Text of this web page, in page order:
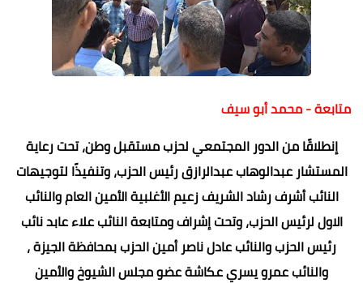
متابعة - محمد أبو سيف
إنطلاقًا من الدور المجتمعي لحزب مستقبل وطن، تحت رعاية
المستشار عبدالوهاب عبدالرازق رئيس الحزب، وتنفيذًا لتوجيهات
النائب أشرف رشاد الشريف زعيم الأغلبية الأمين العام والنائب
الاول لرئيس الحزب، وتحت إشراف ومتابعة النائب علاء عابد نائب
رئيس الحزب والنائب عادل ناصر أمين الحزب بمحافظة الجيزة ،
والنائب عمرو يسري عكاشة عضو مجلس الشيوخ والأمين